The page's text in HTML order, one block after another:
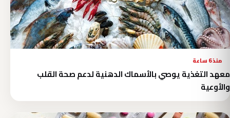
منذ 6 ساعة
معهد التغذية يوصي بالأسماك الدهنية لدعم صحة القلب
والأوعية